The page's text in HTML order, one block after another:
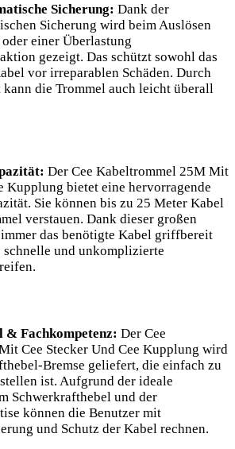
Sicherung: Dank der
Sicherung wird beim Auslösen
einer Überlastung
gezeigt. Das schützt sowohl das
vor irreparablen Schäden. Durch
kann die Trommel auch leicht überall
Der Cee Kabeltrommel 25M Mit
Kupplung bietet eine hervorragende
Sie können bis zu 25 Meter Kabel
verstauen. Dank dieser großen
das benötigte Kabel griffbereit
schnelle und unkomplizierte
& Fachkompetenz: Der Cee
Cee Stecker Und Cee Kupplung wird
Bremse geliefert, die einfach zu
ist. Aufgrund der ideale
Schwerkrafthebel und der
können die Benutzer mit
und Schutz der Kabel rechnen.